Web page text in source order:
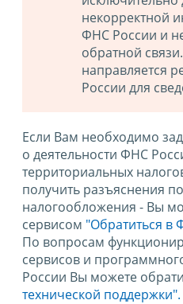
некорректной
ФНС России и
обратной
направляется
России для
Если Вам необходимо
о деятельности ФНС
территориальных
получить разъяснения
налогообложения - Вы
сервисом "Обратиться в
По вопросам
сервисов и
России Вы можете
технической поддержки".